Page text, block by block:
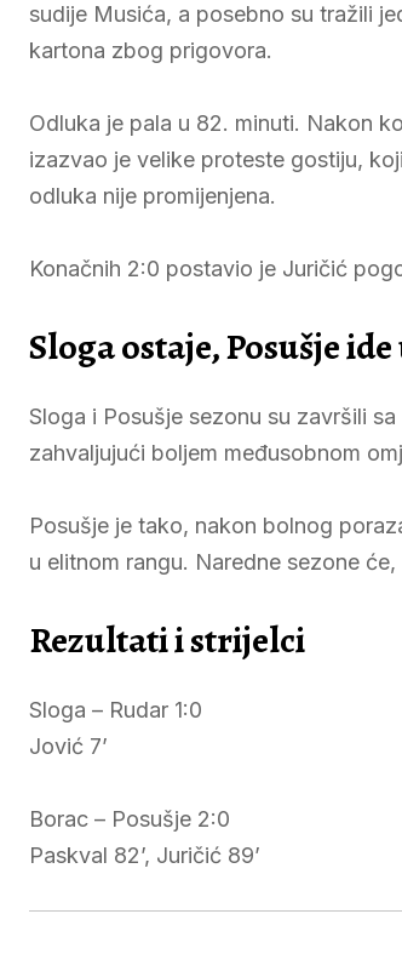
sudije Musića, a posebno su tražili
kartona zbog prigovora.
Odluka je pala u 82. minuti. Nakon
izazvao je velike proteste gostiju,
odluka nije promijenjena.
Konačnih 2:0 postavio je Juričić
Sloga ostaje, Posušje
Sloga i Posušje sezonu su završili
zahvaljujući boljem međusobnom
Posušje je tako, nakon bolnog
u elitnom rangu. Naredne sezone
Rezultati i strijelci
Sloga – Rudar 1:0
Jović 7’
Borac – Posušje 2:0
Paskval 82’, Juričić 89’